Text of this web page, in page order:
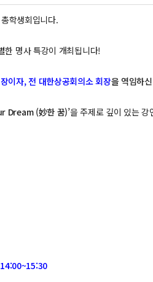
학생회입니다.
한 명사 특강이 개최됩니다!
이자, 전 대한상공회의소 회장을 역임하
Dream (妙한 꿈)’을 주제로 깊이 있는 강